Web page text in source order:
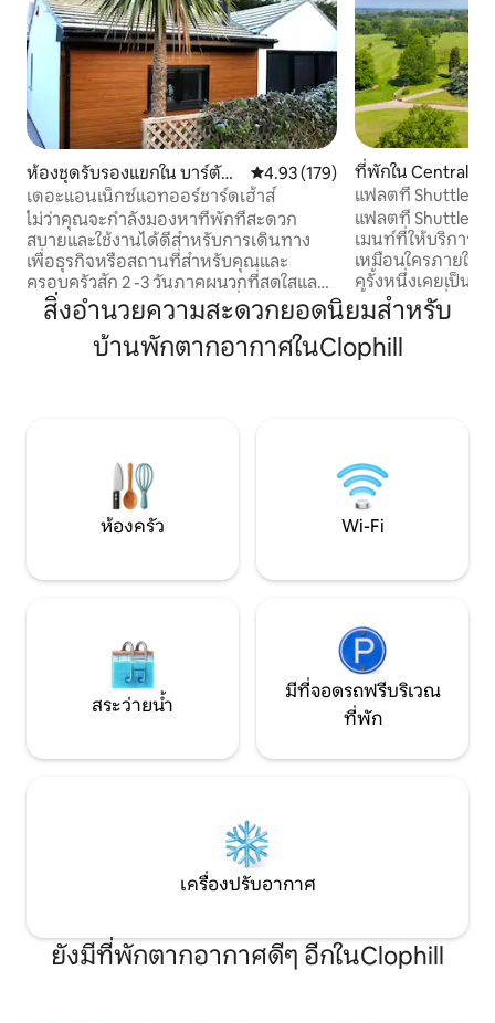
ห้องชุดรับรองแขกใน บาร์ตัน-
เลอ-เคลย์
คะแนนเฉลี่ย 4.93 จาก 5, 179 รีวิว
4.93 (179)
เดอะแอนเน็กซ์แอทออร์ชาร์ดเฮ้าส์
ไม่ว่าคุณจะกำลังมองหาที่พักที่สะดวก
สบายและใช้งานได้ดีสำหรับการเดินทาง
เพื่อธุรกิจหรือสถานที่สำหรับคุณและ
ครอบครัวสัก 2 -3 วันภาคผนวกที่สดใสและ
อบอุ่นเหมือนอยู่บ้านของเราที่ด้านล่างของ
สวนจะช่วยให้คุณมีทุกสิ่งที่คุณต้องการ
สำหรับการเข้าพักที่สมบูรณ์แบบ! Cainhoe
Airport รหัสไปรษณีย์สำหรับที่พักคือ
ที่พักใน Central
e
แฟลตที่
แฟลตที่
เมนท์ที่ให้บริการอ
เหมือนใครภายในค
ครั้งหนึ่งเคยเป็น
นี้เป็นสถานที่จัดงา
ท์ที่คึกคักแล้ว
เหมือนใครเมื่อพว
ผ่อน ตัวบ้านเองไม่ได้เปิดให้คนทั่วไปเข้าพัก
กับความเงียบสงบข
สิ่งอำนวยความสะดวกยอดนิยมสำหรับ
บ้านพักตากอากาศในClophill
ห้องครัว Wi-Fi
สระว่ายน้ำ
มีที่จอดรถฟรีบริเวณ
ที่พัก
เครื่องปรับอากาศ
ยังมีที่พักตากอากาศดีๆ อีกในClophill